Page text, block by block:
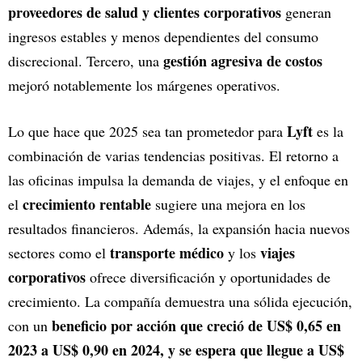
proveedores de salud y clientes corporativos generan
ingresos estables y menos dependientes del consumo
discrecional. Tercero, una gestión agresiva de costos
mejoró notablemente los márgenes operativos.
Lo que hace que 2025 sea tan prometedor para Lyft es la
combinación de varias tendencias positivas. El retorno a
las oficinas impulsa la demanda de viajes, y el enfoque en
el crecimiento rentable sugiere una mejora en los
resultados financieros. Además, la expansión hacia nuevos
sectores como el transporte médico y los viajes
corporativos ofrece diversificación y oportunidades de
crecimiento. La compañía demuestra una sólida ejecución,
con un beneficio por acción que creció de US$ 0,65 en
2023 a US$ 0,90 en 2024, y se espera que llegue a US$